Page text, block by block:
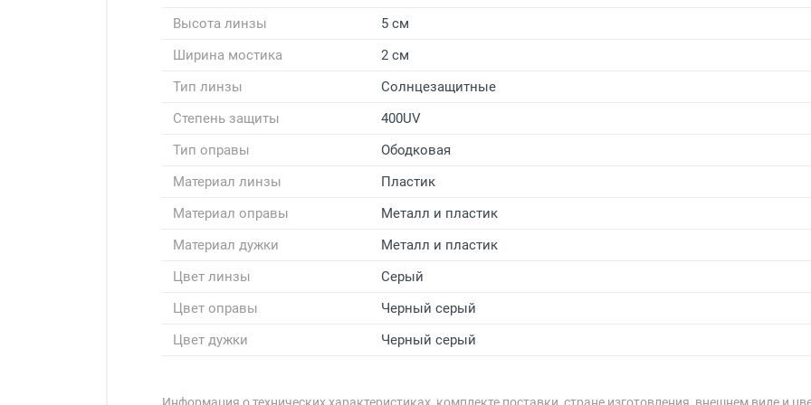
Высота линзы
5 см
Ширина мостика
2 см
Тип линзы
Солнцезащитные
Степень защиты
400UV
Тип оправы
Ободковая
Материал линзы
Пластик
Материал оправы
Металл и пластик
Материал дужки
Металл и пластик
Цвет линзы
Серый
Цвет оправы
Черный серый
Цвет дужки
Черный серый
Информация о технических характеристиках, комплекте поставки, стране изготовления, внешнем виде и